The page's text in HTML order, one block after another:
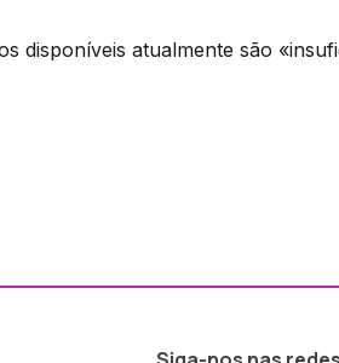
disponíveis atualmente são